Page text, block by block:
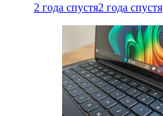
2 года спустя2 года спустя